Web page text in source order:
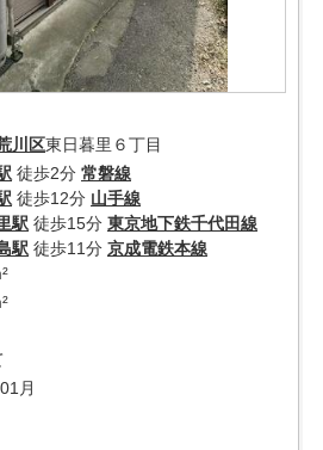
川区東日暮里６丁目
徒歩2分 常磐線
徒歩12分 山手線
駅 徒歩15分 東京地下鉄千代田線
駅 徒歩11分 京成電鉄本線
月